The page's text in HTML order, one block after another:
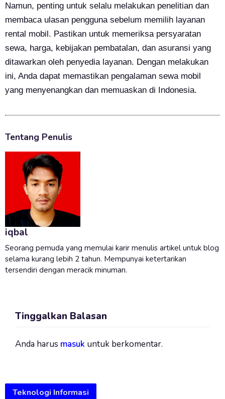
Namun, penting untuk selalu melakukan penelitian dan
membaca ulasan pengguna sebelum memilih layanan
rental mobil. Pastikan untuk memeriksa persyaratan
sewa, harga, kebijakan pembatalan, dan asuransi yang
ditawarkan oleh penyedia layanan. Dengan melakukan
ini, Anda dapat memastikan pengalaman sewa mobil
yang menyenangkan dan memuaskan di Indonesia.
Tentang Penulis
iqbal
Seorang pemuda yang memulai karir menulis artikel untuk blog
selama kurang lebih 2 tahun. Mempunyai ketertarikan
tersendiri dengan meracik minuman.
Tinggalkan Balasan
Anda harus masuk untuk berkomentar.
Teknologi Informasi